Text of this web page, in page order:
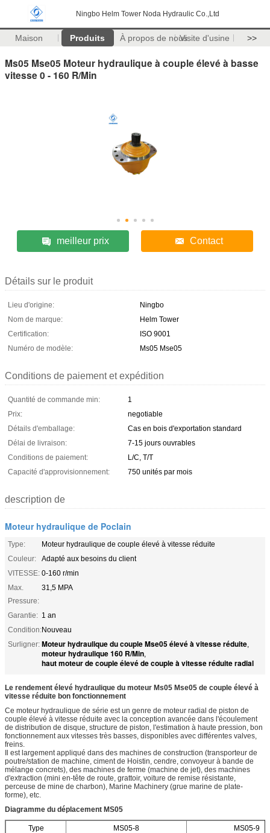
Ningbo Helm Tower Noda Hydraulic Co.,Ltd
Maison Produits À propos de nousVisite d'usine >>
Ms05 Mse05 Moteur hydraulique à couple élevé à basse
vitesse 0 - 160 R/Min
meilleur prix Contact
Détails sur le produit
Lieu d'origine:
Ningbo
Nom de marque:
Helm Tower
Certification:
ISO 9001
Numéro de modèle:
Ms05 Mse05
Conditions de paiement et expédition
Quantité de commande min:
1
Prix:
negotiable
Détails d'emballage:
Cas en bois d'exportation standard
Délai de livraison:
7-15 jours ouvrables
Conditions de paiement:
L/C, T/T
Capacité d'approvisionnement:
750 unités par mois
description de
Moteur hydraulique de Poclain
Type:
Moteur hydraulique de couple élevé à vitesse réduite
Couleur:
Adapté aux besoins du client
VITESSE: 0-160 r/min
Max.
Pressure:
31,5 MPA
Garantie: 1 an
Condition:Nouveau
Surligner: Moteur hydraulique du couple Mse05 élevé à vitesse réduite,
moteur hydraulique 160 R/Min,
haut moteur de couple élevé de couple à vitesse réduite radial
Le rendement élevé hydraulique du moteur Ms05 Mse05 de couple élevé à
vitesse réduite bon fonctionnement
Ce moteur hydraulique de série est un genre de moteur radial de piston de
couple élevé à vitesse réduite avec la conception avancée dans l'écoulement
de distribution de disque, structure de piston, l'estimation à haute pression, bon
fonctionnement aux vitesses très basses, disponibles avec différentes valves,
freins.
Il est largement appliqué dans des machines de construction (transporteur de
poutre/station de machine, ciment de Hoistin, cendre, convoyeur à bande de
mélange concrets), des machines de ferme (machine de jet), des machines
d'extraction (mini en-tête de route, grattoir, voiture de remise résistante,
perceuse de mine de charbon), Marine Machinery (grue marine de plate-
forme), etc.
Diagramme du déplacement MS05
Type
MS05-8
MS05-9